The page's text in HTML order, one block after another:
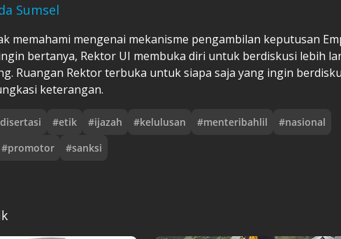
Sumsel
memahami mengenai mekanisme pengambilan keputusan
bertanya, Rektor UI membuka diri untuk berdiskusi lebih
Ruangan Rektor terbuka untuk siapa saja yang ingin
keterangan.
disertasi #etik #ijazah #kelulusan #menteribahlil #nasional
#promotor #sanksi